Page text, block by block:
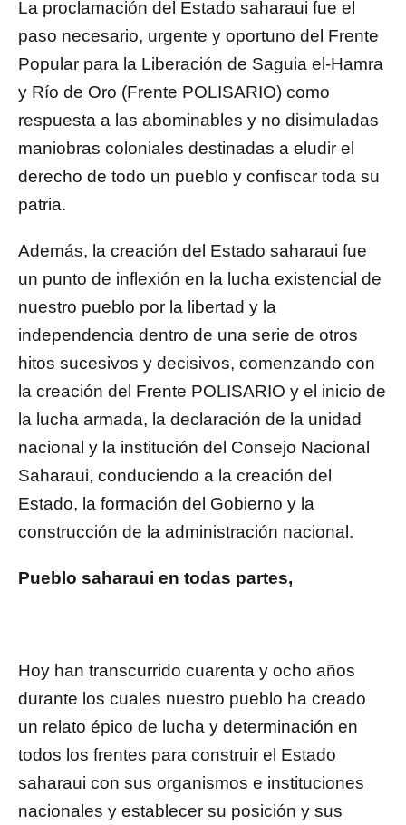
La proclamación del Estado saharaui fue el
paso necesario, urgente y oportuno del Frente
Popular para la Liberación de Saguia el-Hamra
y Río de Oro (Frente POLISARIO) como
respuesta a las abominables y no disimuladas
maniobras coloniales destinadas a eludir el
derecho de todo un pueblo y confiscar toda su
patria.
Además, la creación del Estado saharaui fue
un punto de inflexión en la lucha existencial de
nuestro pueblo por la libertad y la
independencia dentro de una serie de otros
hitos sucesivos y decisivos, comenzando con
la creación del Frente POLISARIO y el inicio de
la lucha armada, la declaración de la unidad
nacional y la institución del Consejo Nacional
Saharaui, conduciendo a la creación del
Estado, la formación del Gobierno y la
construcción de la administración nacional.
Pueblo saharaui en todas partes,
Hoy han transcurrido cuarenta y ocho años
durante los cuales nuestro pueblo ha creado
un relato épico de lucha y determinación en
todos los frentes para construir el Estado
saharaui con sus organismos e instituciones
nacionales y establecer su posición y sus